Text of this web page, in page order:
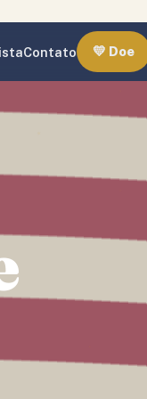
Contato 💛 Doe